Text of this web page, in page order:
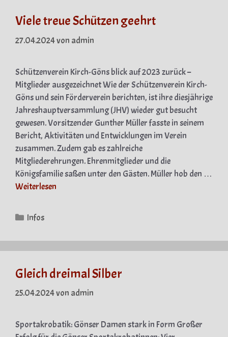
Viele treue Schützen geehrt
27.04.2024von admin
Schützenverein Kirch-Göns blick auf 2023 zurück –
Mitglieder ausgezeichnet Wie der Schützenverein Kirch-
Göns und sein Förderverein berichten, ist ihre diesjährige
Jahreshauptversammlung (JHV) wieder gut besucht
gewesen. Vorsitzender Gunther Müller fasste in seinem
Bericht, Aktivitäten und Entwicklungen im Verein
zusammen. Zudem gab es zahlreiche
Mitgliederehrungen. Ehrenmitglieder und die
Königsfamilie saßen unter den Gästen. Müller hob den …
Weiterlesen
Kategorien
Infos
Gleich dreimal Silber
25.04.2024von admin
Sportakrobatik: Gönser Damen stark in Form Großer